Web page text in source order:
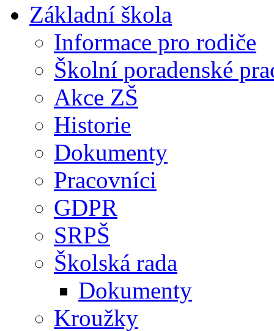
Základní škola
Informace pro rodiče
Školní poradenské
Akce ZŠ
Historie
Dokumenty
Pracovníci
GDPR
SRPŠ
Školská rada
Dokumenty
Kroužky